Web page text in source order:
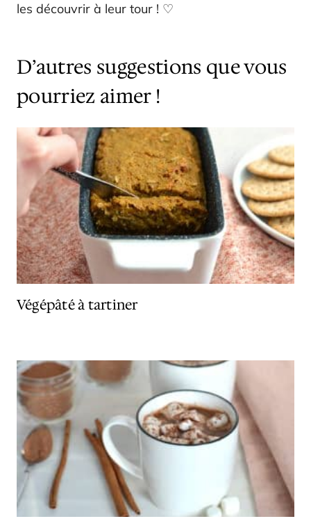
les découvrir à leur tour ! ♡
D’autres suggestions que vous
pourriez aimer !
Végépâté à tartiner